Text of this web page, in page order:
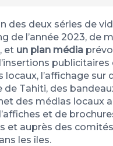
des deux séries de
de l’année 2023, de
et un plan média
publicitaires
locaux, l’affichage sur
de Tahiti, des
des médias locaux
et de
et auprès des
les îles.